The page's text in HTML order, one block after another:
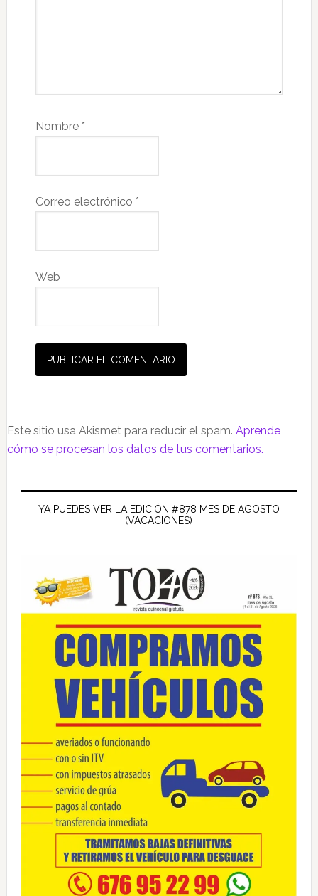
Nombre *
Correo electrónico *
Web
Este sitio usa Akismet para reducir el spam. Aprende
cómo se procesan los datos de tus comentarios.
Barra
lateral
principal
YA PUEDES VER LA EDICIÓN #878 MES DE AGOSTO
(VACACIONES)